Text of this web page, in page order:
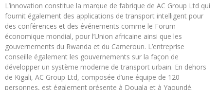
L’innovation constitue la marque de fabrique de AC Group Ltd qui
fournit également des applications de transport intelligent pour
des conférences et des événements comme le Forum
économique mondial, pour l’Union africaine ainsi que les
gouvernements du Rwanda et du Cameroun. L’entreprise
conseille également les gouvernements sur la façon de
développer un système moderne de transport urbain. En dehors
de Kigali, AC Group Ltd, composée d’une équipe de 120
personnes, est également présente à Douala et à Yaoundé.